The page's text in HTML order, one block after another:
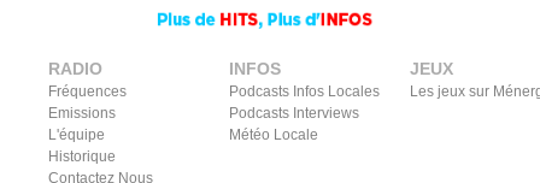
RADIO
Fréquences
Emissions
L'équipe
Historique
Contactez Nous
INFOS
Podcasts Infos Locales
Podcasts Interviews
Météo Locale
JEUX
Les jeux sur